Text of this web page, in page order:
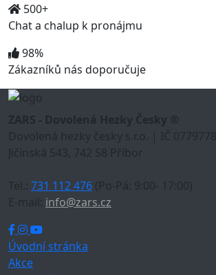
500+
Chat a chalup k pronájmu
98%
Zákazníků nás doporučuje
ZARS - Dovolená Hezky Česky ®
Dovolená hezky česky s.r.o. | IČ 07797788
Jičínská 543, 742 58 Příbor
Tel.: 731 112 476 (Po-Pá: 9:00- 17:00)
E-mail: info@zars.cz
Úvodní stránka
Akce